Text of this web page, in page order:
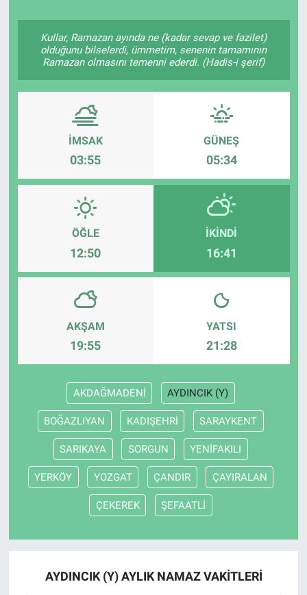
Kullar, Ramazan ayında ne (kadar sevap ve fazilet)
olduğunu bilselerdi, ümmetim, senenin tamamının
Ramazan olmasını temenni ederdi. (Hadis-i şerif)
İMSAK
03:55
GÜNEŞ
05:34
ÖĞLE
12:50
İKINDI
16:41
AKŞAM
19:55
YATSI
21:28
AKDAĞMADENİ AYDINCIK (Y)
BOĞAZLIYAN KADIŞEHRİ SARAYKENT
SARIKAYA SORGUN YENİFAKILI
YERKÖY YOZGAT ÇANDIR ÇAYIRALAN
ÇEKEREK ŞEFAATLİ
AYDINCIK (Y) AYLIK NAMAZ VAKITLERI
Bilecik
Kütahya
Genel
Magazin
Bilim ve Teknoloji